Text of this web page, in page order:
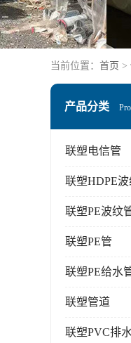
当前位置： 首页 >
产品分类
联塑电信管
联塑HDPE波
联塑PE波纹
联塑PE管
联塑PE给水
联塑管道
联塑PVC排